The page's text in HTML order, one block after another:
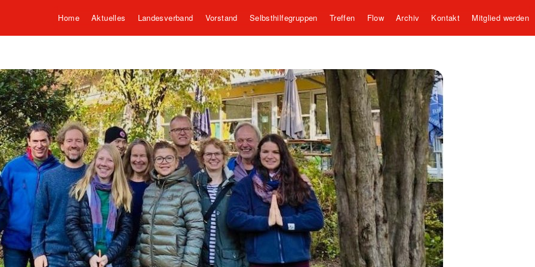
Home Aktuelles Landesverband Vorstand Selbsthilfegruppen Treffen Flow Archiv Kontakt Mitglied werden